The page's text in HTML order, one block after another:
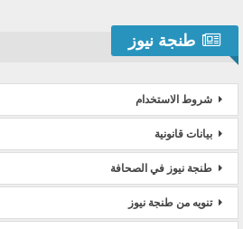
طنجة نيوز
شروط الاستخدام
بيانات قانونية
طنجة نيوز في الصحافة
تنويه من طنجة نيوز